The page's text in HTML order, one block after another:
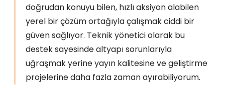
doğrudan konuyu bilen, hızlı aksiyon alabilen
yerel bir çözüm ortağıyla çalışmak ciddi bir
güven sağlıyor. Teknik yönetici olarak bu
destek sayesinde altyapı sorunlarıyla
uğraşmak yerine yayın kalitesine ve geliştirme
projelerine daha fazla zaman ayırabiliyorum.